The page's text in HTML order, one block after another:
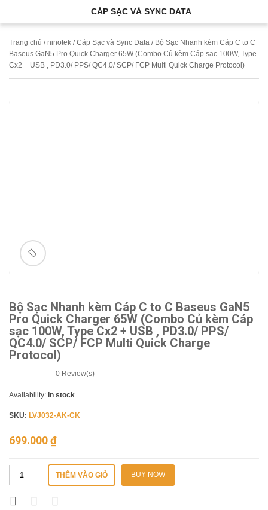
CÁP SẠC VÀ SYNC DATA
Trang chủ /ninotek /Cáp Sạc và Sync Data / Bộ Sạc Nhanh kèm Cáp C to C
Baseus GaN5 Pro Quick Charger 65W (Combo Củ kèm Cáp sạc 100W, Type
Cx2 + USB , PD3.0/ PPS/ QC4.0/ SCP/ FCP Multi Quick Charge Protocol)
🔍
Bộ Sạc Nhanh kèm Cáp C to C Baseus GaN5
Pro Quick Charger 65W (Combo Củ kèm Cáp
sạc 100W, Type Cx2 + USB , PD3.0/ PPS/
QC4.0/ SCP/ FCP Multi Quick Charge
Protocol)
0 Review(s)
Availability: In stock
SKU: LVJ032-AK-CK
699.000₫
THÊM VÀO GIỎ BUY NOW